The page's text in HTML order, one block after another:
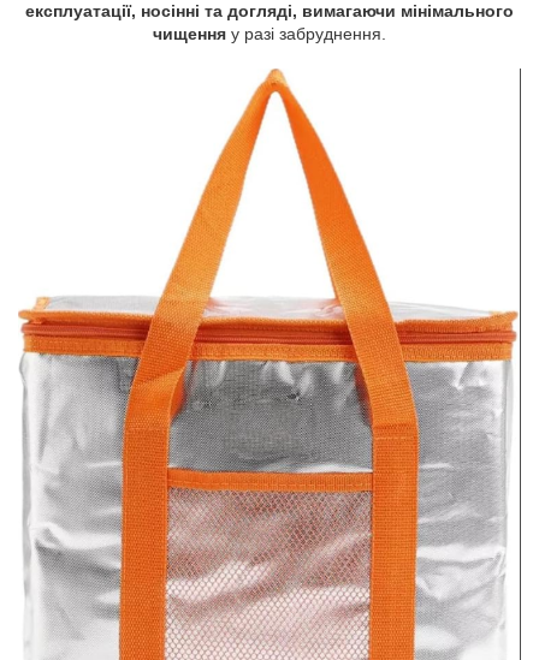
експлуатації, носінні та догляді, вимагаючи мінімального
чищення у разі забруднення.